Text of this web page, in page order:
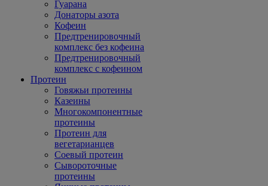
Гуарана
Донаторы азота
Кофеин
Предтренировочный
комплекс без кофеина
Предтренировочный
комплекс с кофеином
Протеин
Говяжьи протеины
Казеины
Многокомпонентные
протеины
Протеин для
вегетарианцев
Соевый протеин
Сывороточные
протеины